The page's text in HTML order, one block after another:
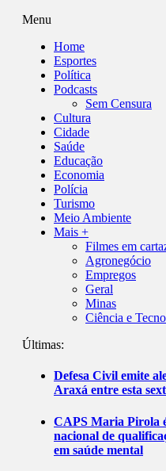
Menu
Home
Esportes
Política
Podcasts
Sem Censura
Cultura
Cidade
Saúde
Educação
Economia
Polícia
Turismo
Meio Ambiente
Mais +
Filmes em
Agronegócio
Empregos
Geral
Minas
Ciência e
Últimas:
Defesa Civil emite
Araxá entre esta
CAPS Maria Pirola
nacional de
em saúde mental